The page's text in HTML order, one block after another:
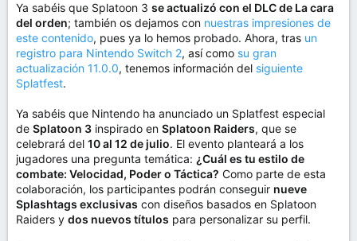
Ya sabéis que Splatoon 3 se actualizó con el DLC de La cara
del orden; también os dejamos con nuestras impresiones de
este contenido, pues ya lo hemos probado. Ahora, tras un
registro para Nintendo Switch 2, así como su gran
actualización 11.0.0, tenemos información del siguiente
Splatfest.
Ya sabéis que Nintendo ha anunciado un Splatfest especial
de Splatoon 3 inspirado en Splatoon Raiders, que se
celebrará del 10 al 12 de julio. El evento planteará a los
jugadores una pregunta temática: ¿Cuál es tu estilo de
combate: Velocidad, Poder o Táctica? Como parte de esta
colaboración, los participantes podrán conseguir nueve
Splashtags exclusivas con diseños basados en Splatoon
Raiders y dos nuevos títulos para personalizar su perfil.